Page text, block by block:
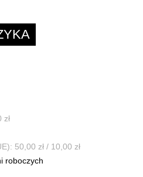
zł
50,00 zł / 10,00 zł
roboczych